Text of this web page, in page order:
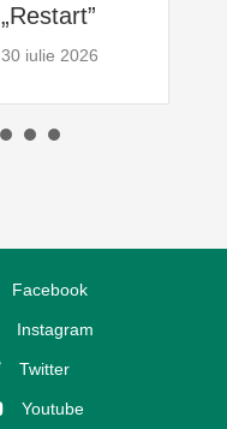
„Restart”
30 iulie 2026
Facebook
Instagram
Twitter
Youtube